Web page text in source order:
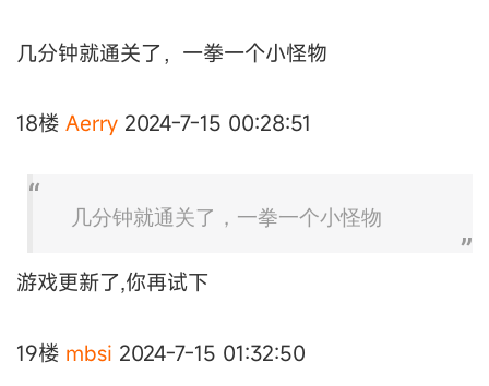
几分钟就通关了，一拳一个小怪物
18楼 Aerry 2024-7-15 00:28:51
几分钟就通关了，一拳一个小怪物
游戏更新了,你再试下
19楼 mbsi 2024-7-15 01:32:50